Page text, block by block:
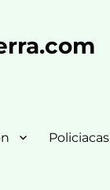
Policiacas